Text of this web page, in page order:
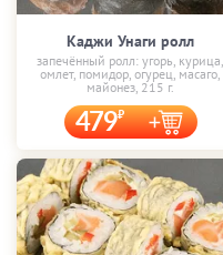
Каджи Унаги ролл
запечённый ролл: угорь, курица,
омлет, помидор, огурец, масаго,
майонез, 215 г.
479